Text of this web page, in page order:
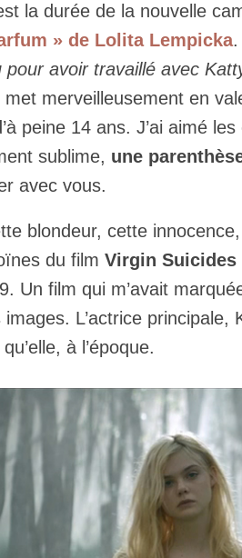
la durée de la nouvelle
» de Lolita Lempicka.
pour avoir travaillé avec
met merveilleusement en
peine 14 ans. J’ai aimé
sublime, une
avec vous.
blondeur, cette
du film Virgin Suicides
Un film qui m’avait
images. L’actrice
à l’époque.